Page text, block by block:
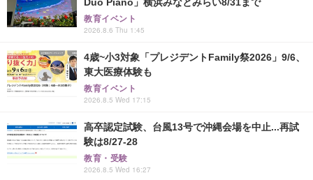
教育イベント
2026.8.6 Thu 1:45
4歳~小3対象「プレジデントFamily祭2026」9/6、
東大医療体験も
教育イベント
2026.8.5 Wed 17:15
高卒認定試験、台風13号で沖縄会場を中止...再試
験は8/27-28
教育・受験
2026.8.5 Wed 16:27